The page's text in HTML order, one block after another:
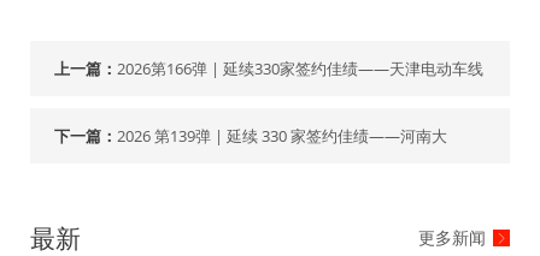
上一篇： 2026第166弹 | 延续330家签约佳绩——天津电动车线
下一篇： 2026 第139弹 | 延续 330 家签约佳绩——河南大
最新 更多新闻